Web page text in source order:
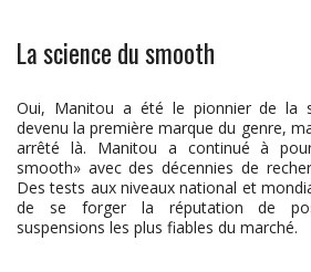
La science du smooth
Oui, Manitou a été le pionnier de la
devenu la première marque du genre,
arrêté là. Manitou a continué à
smooth» avec des décennies de
Des tests aux niveaux national et
de se forger la réputation de
suspensions les plus fiables du marché.